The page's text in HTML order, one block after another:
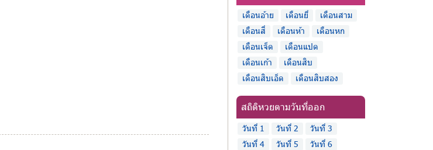
เดือนอ้าย เดือนยี่
เดือนสาม
เดือนสี่
เดือนห้า
เดือนหก
เดือนเจ็ด
เดือนแปด
เดือนเก้า
เดือนสิบ
เดือนสิบเอ็ด
เดือนสิบสอง
สถิติหวยตามวันที่ออก
วันที่ 1 วันที่ 2
วันที่ 3
วันที่ 4
วันที่ 5
วันที่ 6